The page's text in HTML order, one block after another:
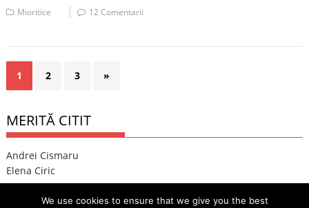
Mioritice 12 Comentarii
1 2 3 »
MERITĂ CITIT
Andrei Cismaru
Elena Ciric
We use cookies to ensure that we give you the best